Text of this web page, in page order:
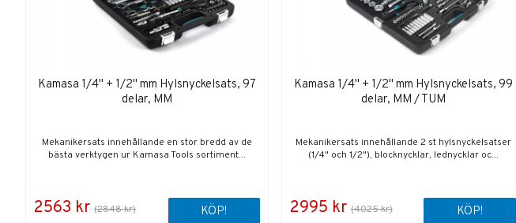
Kamasa 1/4" + 1/2" mm Hylsnyckelsats, 97
delar, MM
Mekanikersats innehållande en stor bredd av de
bästa verktygen ur Kamasa Tools sortiment...
2563 kr (2848 kr) KÖP!
Kamasa 1/4" + 1/2" mm Hylsnyckelsats, 99
delar, MM / TUM
Mekanikersats innehållande 2 st hylsnyckelsatser
(1/4" och 1/2"), blocknycklar, lednycklar oc...
2995 kr (4025 kr) KÖP!